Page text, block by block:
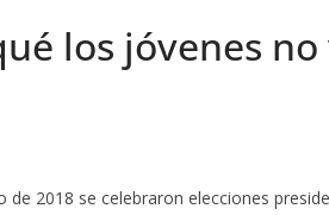
los jóvenes
de 2018 se celebraron elecciones